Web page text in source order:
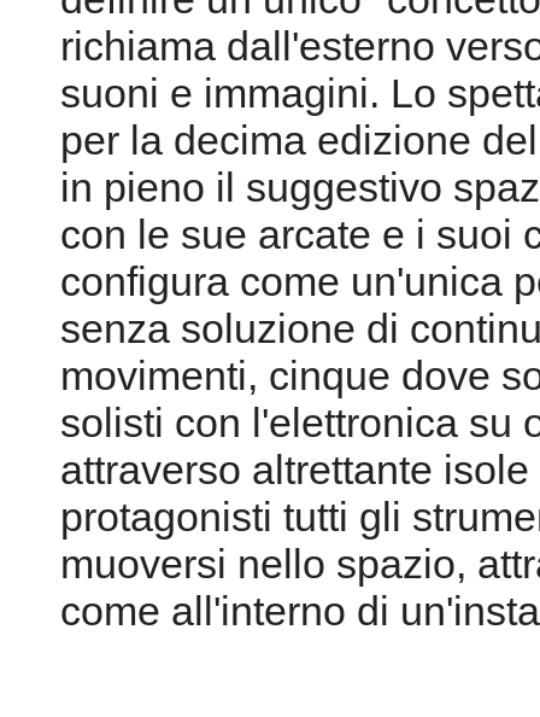
richiama dall'esterno
suoni e immagini. Lo
per la decima edizione
in pieno il suggestivo
con le sue arcate e i suoi
configura come un'unica
senza soluzione di
movimenti, cinque dove
solisti con l'elettronica su
attraverso altrettante
protagonisti tutti gli
muoversi nello spazio,
come all'interno di